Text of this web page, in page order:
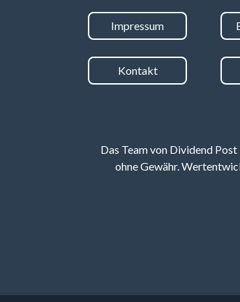
Impressum
Kontakt
Das Team von Dividend
ohne Gewähr.